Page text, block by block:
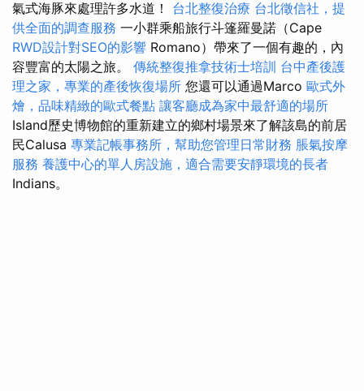
氣式海豚來處理許多水道！ 台北整復治療 台北徵信社，提
供全面的調查服務 一小群乘船旅行斗篷羅曼諾（Cape
RWD設計對SEO的影響 Romano）帶來了一個有趣的，內
容豐富的太陽之旅。 傳統整復推拿技術士培訓 台中產後護
理之家，專業的產後恢復場所 您還可以通過Marco 歐式外
燴，品味精緻的歐式餐點 讓客廳成為家中最舒適的場所
Island歷史博物館的重新建立的鄉村場景來了解該島的前居
民Calusa 專業記帳事務所，幫助您管理日常財務 脹氣按摩
服務 養護中心的單人房設施，適合需要安靜環境的長者
Indians。